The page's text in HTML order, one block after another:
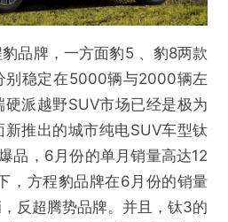
色情 诱导行为
违法犯罪 其他
提交
品牌，一方面豹5 、豹8两款
别稳定在5000辆与2000辆左
派越野SUV市场已经是极为
推出的城市纯电SUV车型钛
品，6月份的单月销量高达12
，方程豹品牌在6月份的销量
反超腾势品牌。并且，钛3的